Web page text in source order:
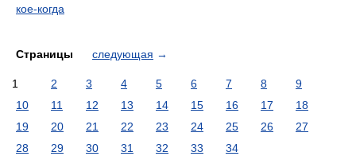
кое-когда
Страницы следующая →
1 2 3 4 5 6 7 8
9
10
11 12 13 14 15 16 17
18
19
20 21 22 23 24 25 26
27
28
29 30 31 32 33 34